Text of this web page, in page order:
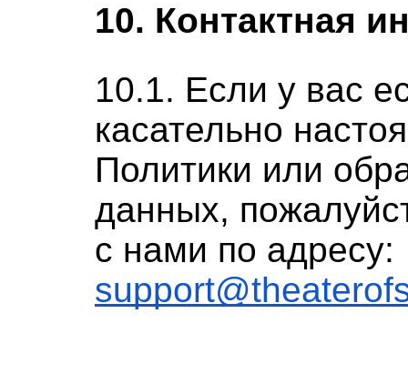
10. Контактная
10.1. Если у вас
касательно
Политики или
данных,
с нами по адресу: